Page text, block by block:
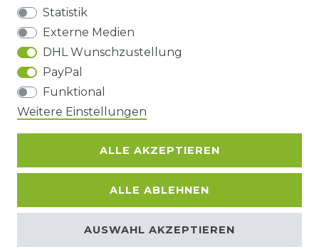
Impressum Daten­schutz­erklärung
Barrierefreiheitserklärung
VERTRAG WIDERRUFEN Kontakt
vorbehalten.
Statistik
Externe Medien
DHL Wunschzustellung
PayPal
Funktional
Weitere Einstellungen
ALLE AKZEPTIEREN
ALLE ABLEHNEN
AUSWAHL AKZEPTIEREN